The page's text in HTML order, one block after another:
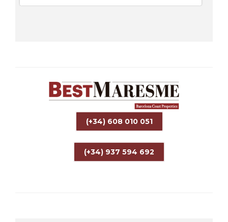
(+34) 608 010 051
(+34) 937 594 692